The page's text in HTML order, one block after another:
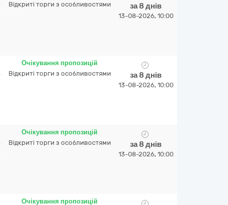
Відкриті торги з особливостями
за 8 днів
13-08-2026, 10:00
Очікування пропозицій
Відкриті торги з особливостями
за 8 днів
13-08-2026, 10:00
Очікування пропозицій
Відкриті торги з особливостями
за 8 днів
13-08-2026, 10:00
Очікування пропозицій